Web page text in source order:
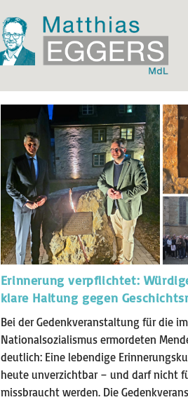
Erinnerung verpflichtet:
klare Haltung gegen
Bei der Gedenkveranstaltung für die im
Nationalsozialismus ermordeten
deutlich: Eine lebendige
heute unverzichtbar – und darf nicht
missbraucht werden. Die